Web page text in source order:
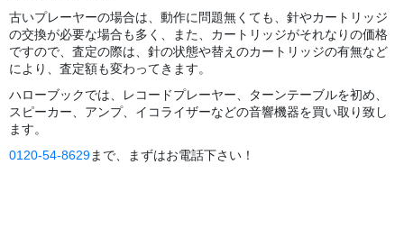
古いプレーヤーの場合は、動作に問題無くても、針やカートリッジ
の交換が必要な場合も多く、また、カートリッジがそれなりの価格
ですので、査定の際は、針の状態や替えのカートリッジの有無など
により、査定額も変わってきます。
ハローブックでは、レコードプレーヤー、ターンテーブルを初め、
スピーカー、アンプ、イコライザーなどの音響機器を買い取り致し
ます。
0120-54-8629まで、まずはお電話下さい！